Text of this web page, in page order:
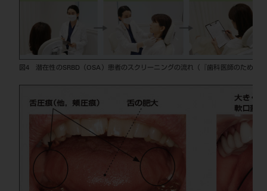
図4 潜在性のSRBD（OSA）患者のスクリーニングの流れ（『歯科医師のため